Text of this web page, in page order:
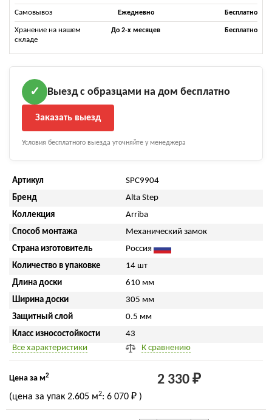
Самовывоз Ежедневно Бесплатно
Хранение на нашем
складе
До 2-х месяцев Бесплатно
✓ Выезд с образцами на дом бесплатно
Заказать выезд
Условия бесплатного выезда уточняйте у менеджера
Артикул
SPC9904
Бренд
Alta Step
Коллекция
Arriba
Способ монтажа
Механический замок
Страна изготовитель
Россия
Количество в упаковке
14 шт
Длина доски
610 мм
Ширина доски
305 мм
Защитный слой
0.5 мм
Класс износостойкости
43
Все характеристики
К сравнению
Цена за м2 2 330 ₽
(цена за упак 2.605 м2: 6 070 ₽ )